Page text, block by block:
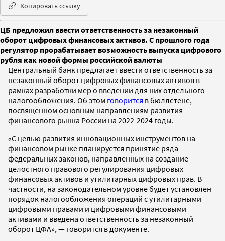
Копировать ссылку
ЦБ предложил ввести ответственность за незаконный
оборот цифровых финансовых активов. С прошлого года
регулятор прорабатывает возможность выпуска цифрового
рубля как новой формы российской валюты
Центральный банк предлагает ввести ответственность за
незаконный оборот цифровых финансовых активов в
рамках разработки мер о введении для них отдельного
налогообложения. Об этом говорится в бюллетене,
посвященном основным направлениям развития
финансового рынка России на 2022-2024 годы.
«С целью развития инновационных инструментов на
финансовом рынке планируется принятие ряда
федеральных законов, направленных на создание
целостного правового регулирования цифровых
финансовых активов и утилитарных цифровых прав. В
частности, на законодательном уровне будет установлен
порядок налогообложения операций с утилитарными
цифровыми правами и цифровыми финансовыми
активами и введена ответственность за незаконный
оборот ЦФА», — говорится в документе.